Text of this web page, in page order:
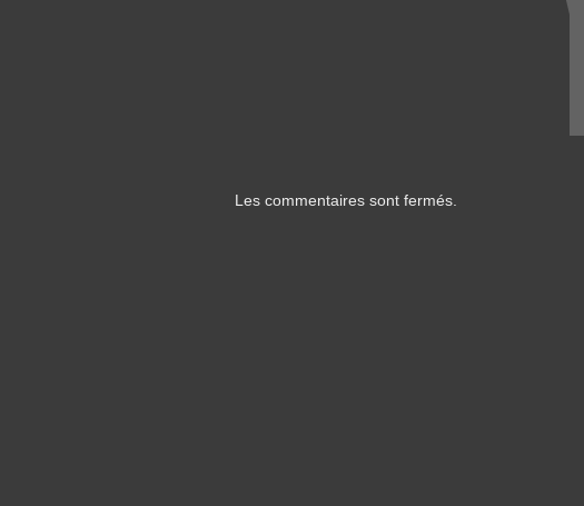
Les commentaires sont fermés.